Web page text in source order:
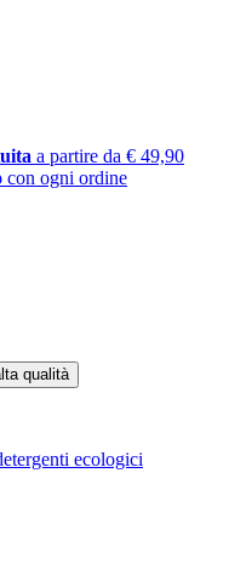
a partire da € 49,90
con ogni ordine
ecologici